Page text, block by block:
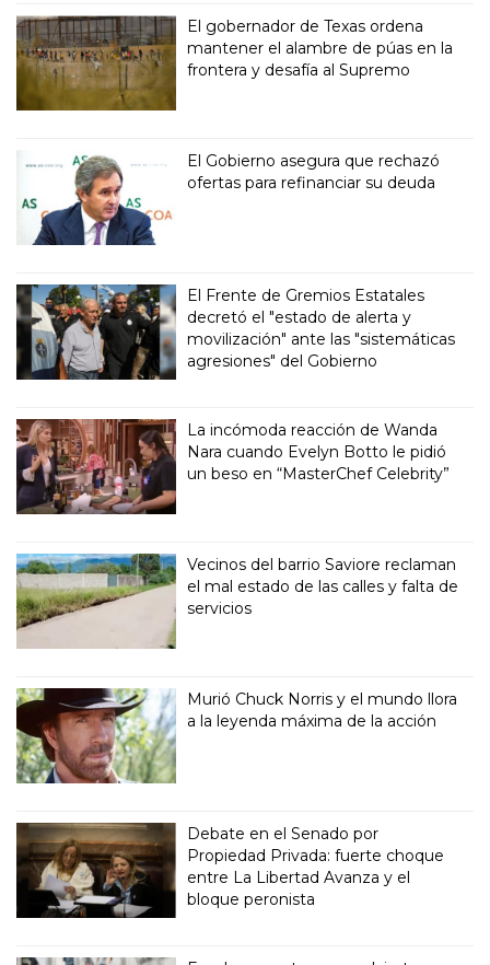
El gobernador de Texas ordena
mantener el alambre de púas en la
frontera y desafía al Supremo
El Gobierno asegura que rechazó
ofertas para refinanciar su deuda
El Frente de Gremios Estatales
decretó el "estado de alerta y
movilización" ante las "sistemáticas
agresiones" del Gobierno
La incómoda reacción de Wanda
Nara cuando Evelyn Botto le pidió
un beso en “MasterChef Celebrity”
Vecinos del barrio Saviore reclaman
el mal estado de las calles y falta de
servicios
Murió Chuck Norris y el mundo llora
a la leyenda máxima de la acción
Debate en el Senado por
Propiedad Privada: fuerte choque
entre La Libertad Avanza y el
bloque peronista